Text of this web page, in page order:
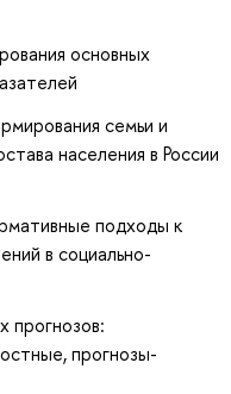
основных
семьи и
населения в России
подходы к
в социально-
прогнозов:
прогнозы-